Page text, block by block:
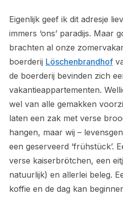
Eigenlijk geef ik dit adresje
immers ‘ons’ paradijs. Maar
brachten al onze
boerderij Löschenbrandhof
de boerderij bevinden zich
vakantieappartementen.
wel van alle gemakken
laten een zak met verse
hangen, maar wij –
een geserveerd ‘frühstück’.
verse kaiserbrötchen, een
natuurlijk) en allerlei beleg.
koffie en de dag kan